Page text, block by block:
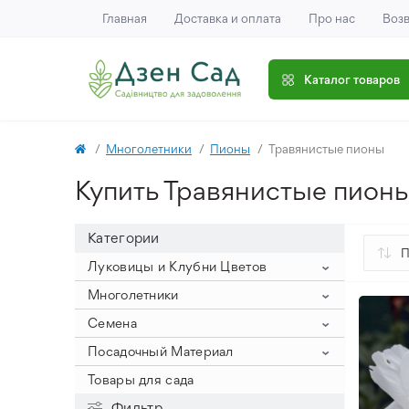
Главная Доставка и оплата Про нас
Каталог товаров
Многолетники Пионы Травянистые пионы
Купить Травянистые
Категории
Луковицы и Клубни Цветов
Гиацинты
Гиацинт на выгонку (крупный
размер луковицы)
Гиацинты Махровые
Крокусы
Крокус Ботанический
Крокус Крупноцветный
Крокус Осенний
Нарцисс
Нарциссы букетные
Нарциссы Корончатые
Тюльпаны
Тюльпан Зеленоцветковый
Аллиум
Многолетники
Клематис
Пионы
Древовидные пионы
Пионы ИТО
Семена
Семена Овощей
Семена Арахиса
Семена Баклажанов
Семена Цветов
Семена Цветов Однолетних
Семена Арбуза и Дыни
Посадочный Материал
Лук Севок
Посадочный Картофель
Товары для сада